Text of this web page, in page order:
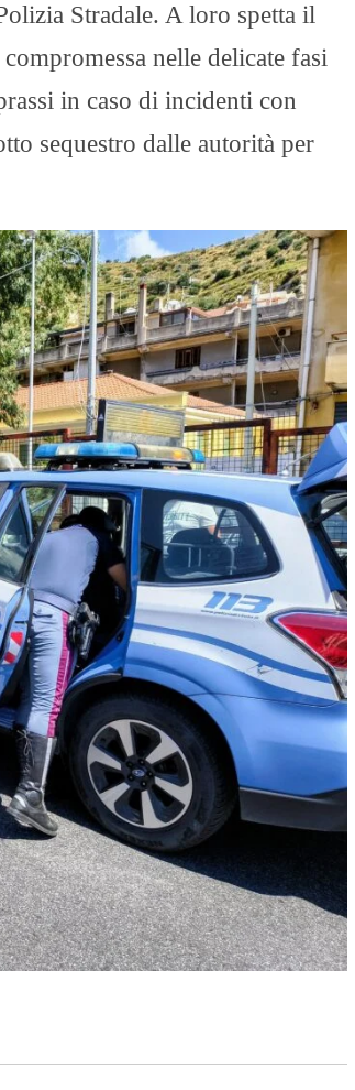
Stradale. A loro spetta il
nelle delicate fasi
in caso di incidenti con
sequestro dalle autorità per